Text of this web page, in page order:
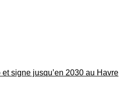
signe jusqu’en 2030 au Havre